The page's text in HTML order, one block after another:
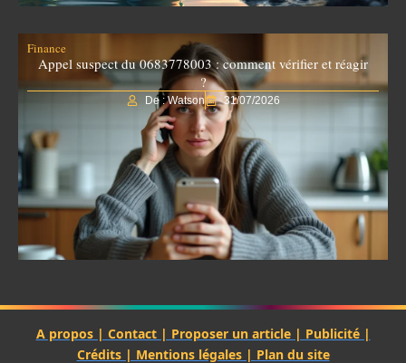
Finance
Appel suspect du 0683778003 : comment vérifier et réagir
?
De : Watson 31/07/2026
A propos | Contact | Proposer un article | Publicité |
Crédits | Mentions légales | Plan du site